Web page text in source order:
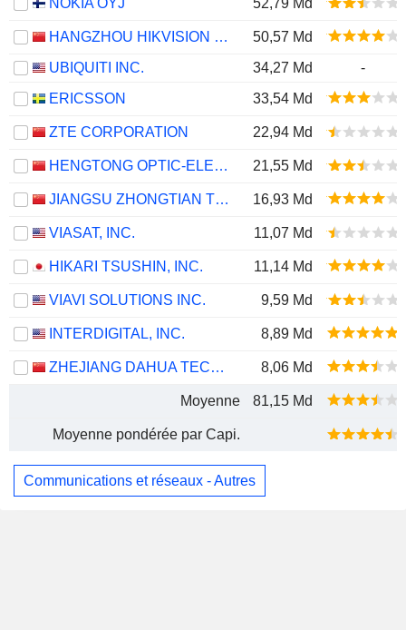
NOKIA OYJ 52,79 Md
HANGZHOU HIKVISION DIGITAL TECHNOLOGY CO., LTD.
50,57 Md
UBIQUITI INC.
34,27 Md
-
ERICSSON
33,54 Md
ZTE CORPORATION 22,94 Md
HENGTONG OPTIC-ELECTRIC CO., LTD. 21,55 Md
JIANGSU ZHONGTIAN TECHNOLOGY CO., LTD. 16,93 Md
VIASAT, INC. 11,07 Md
HIKARI TSUSHIN, INC. 11,14 Md
VIAVI SOLUTIONS INC. 9,59 Md
INTERDIGITAL, INC. 8,89 Md
ZHEJIANG DAHUA TECHNOLOGY CO., LTD. 8,06 Md
Moyenne 81,15 Md
Moyenne pondérée par Capi.
Communications et réseaux - Autres